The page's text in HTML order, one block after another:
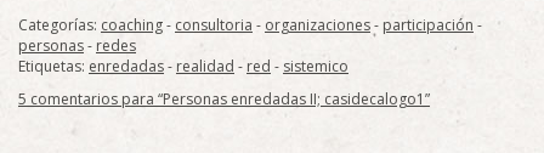
Categorías: coaching- consultoria - organizaciones- participación -
personas- redes
Etiquetas: enredadas- realidad - red - sistemico
5 comentarios para “Personas enredadas II; casidecalogo1”